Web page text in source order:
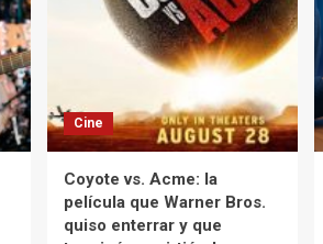
Cine
Coyote vs. Acme: la
película que Warner Bros.
quiso enterrar y que